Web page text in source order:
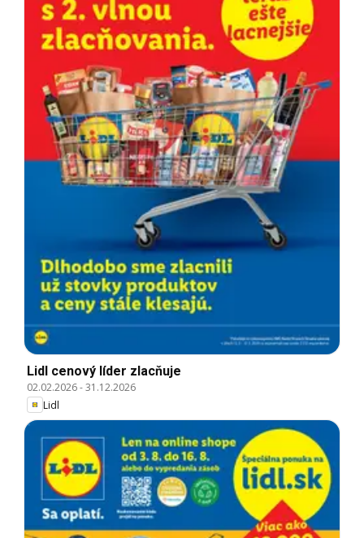
Lidl cenový líder zlacňuje
02.02.2026-31.12.2026
Lidl